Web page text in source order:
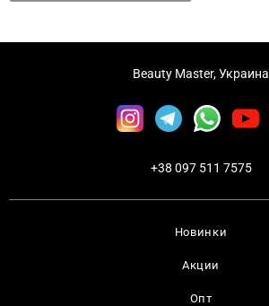
Новинки
Акции
Опт
Beauty Master, Украина
+38 097 511 7575